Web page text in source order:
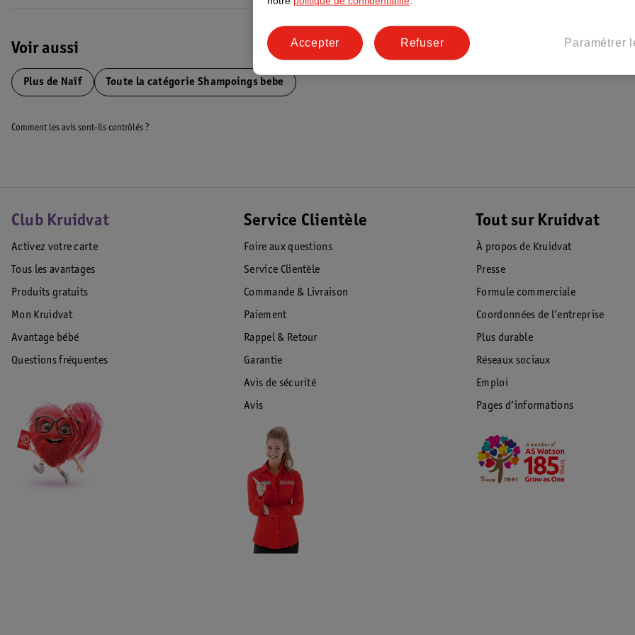
Voir aussi
Plus de Naïf Toute la catégorie Shampoings bebe
Comment les avis sont-ils contrôlés ?
Club Kruidvat
Activez votre carte
Tous les avantages
Produits gratuits
Mon Kruidvat
Avantage bébé
Questions fréquentes
Service Clientèle
Foire aux questions
Service Clientèle
Commande & Livraison
Paiement
Rappel & Retour
Garantie
Avis de sécurité
Avis
Tout sur Kruidvat
À propos de Kruidvat
Presse
Formule commerciale
Coordonnées de l’entreprise
Plus durable
Réseaux sociaux
Emploi
Pages d’informations
Paramétrer
Refuser
Accepter